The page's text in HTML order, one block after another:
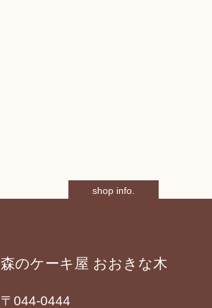
shop info.
森のケーキ屋 おおきな木
〒044-0444